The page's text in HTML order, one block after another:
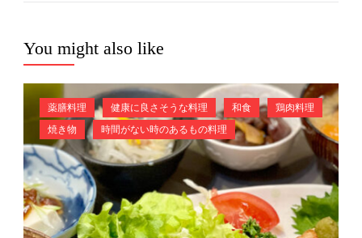
You might also like
薬膳料理 健康に良さそうな料理 和食
鶏肉料理
焼き物
時間がない時のあるもの料理